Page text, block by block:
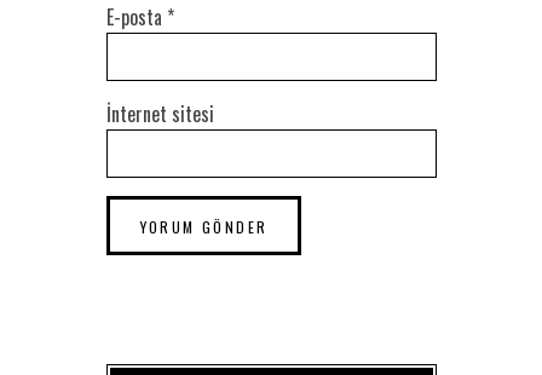
E-posta *
İnternet sitesi